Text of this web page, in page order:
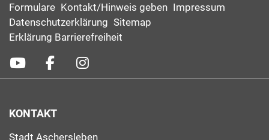
Formulare Kontakt/Hinweis geben Impressum
Datenschutzerklärung Sitemap
Erklärung Barrierefreiheit
KONTAKT
Stadt Aschersleben